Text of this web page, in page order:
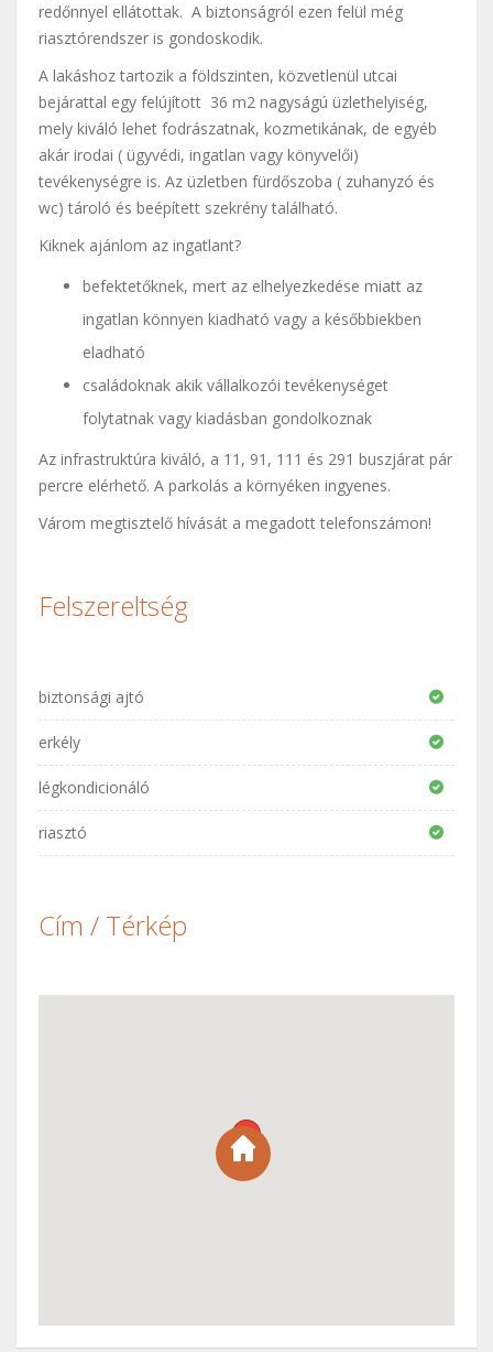
redőnnyel ellátottak. A biztonságról ezen felül még
riasztórendszer is gondoskodik.
A lakáshoz tartozik a földszinten, közvetlenül utcai
bejárattal egy felújított 36 m2 nagyságú üzlethelyiség,
mely kiváló lehet fodrászatnak, kozmetikának, de egyéb
akár irodai ( ügyvédi, ingatlan vagy könyvelői)
tevékenységre is. Az üzletben fürdőszoba ( zuhanyzó és
wc) tároló és beépített szekrény található.
Kiknek ajánlom az ingatlant?
befektetőknek, mert az elhelyezkedése miatt az
ingatlan könnyen kiadható vagy a későbbiekben
eladható
családoknak akik vállalkozói tevékenységet
folytatnak vagy kiadásban gondolkoznak
Az infrastruktúra kiváló, a 11, 91, 111 és 291 buszjárat pár
percre elérhető. A parkolás a környéken ingyenes.
Várom megtisztelő hívását a megadott telefonszámon!
Felszereltség
biztonsági ajtó
erkély
légkondicionáló
riasztó
Cím / Térkép